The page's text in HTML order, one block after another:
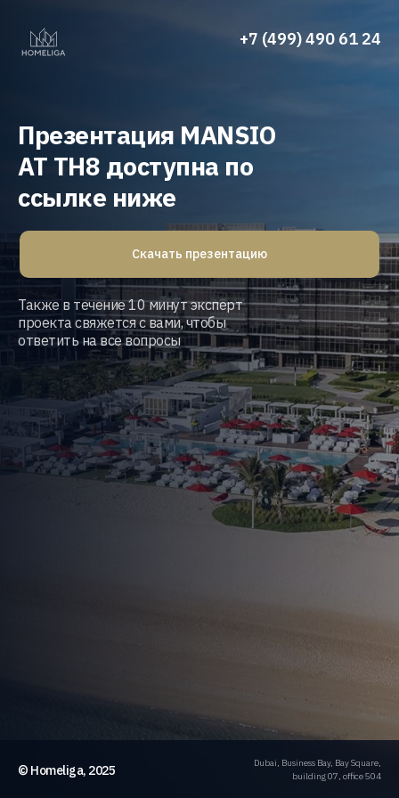
Презентация MANSIO
AT TH8 доступна по
ссылке ниже
Также в течение 10 минут эксперт
проекта свяжется с вами, чтобы
ответить на все вопросы
+7 (499) 490 61 24
Dubai, Business Bay, Bay Square,
building 07, office 504
© Homeliga, 2025
Скачать презентацию